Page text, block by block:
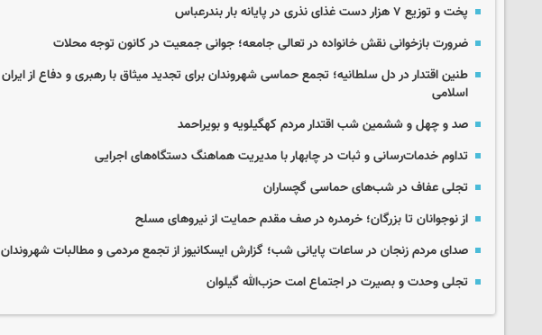
پخت و توزیع ۷ هزار دست غذای نذری در پایانه بار بندرعباس
ضرورت بازخوانی نقش خانواده در تعالی جامعه؛ جوانی جمعیت در کانون توجه محلات
طنین اقتدار در دل سلطانیه؛ تجمع حماسی شهروندان برای تجدید میثاق با رهبری و دفاع از ایران
اسلامی
صد و چهل و ششمین شب اقتدار مردم کهگیلویه و بویراحمد
تداوم خدمات‌رسانی و ثبات در چابهار با مدیریت هماهنگ دستگاه‌های اجرایی
تجلی عفاف در شب‌های حماسی گچساران
از نوجوانان تا بزرگان؛ خرمدره در صف مقدم حمایت از نیروهای مسلح
صدای مردم زنجان در ساعات پایانی شب؛ گزارش ایسکانیوز از تجمع مردمی و مطالبات شهروندان
تجلی وحدت و بصیرت در اجتماع امت حزب‌الله گیلوان